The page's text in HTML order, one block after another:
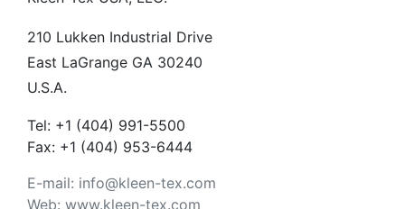
210 Lukken Industrial Drive
East LaGrange GA 30240
U.S.A.
Tel: +1 (404) 991-5500
Fax: +1 (404) 953-6444
E-mail: info@kleen-tex.com
Web: www.kleen-tex.com